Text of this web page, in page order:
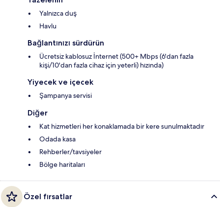
Yalnızca duş
Havlu
Bağlantınızı sürdürün
Ücretsiz kablosuz İnternet (500+ Mbps (6'dan fazla
kişi/10'dan fazla cihaz için yeterli) hızında)
Yiyecek ve içecek
Şampanya servisi
Diğer
Kat hizmetleri her konaklamada bir kere sunulmaktadır
Odada kasa
Rehberler/tavsiyeler
Bölge haritaları
Özel fırsatlar